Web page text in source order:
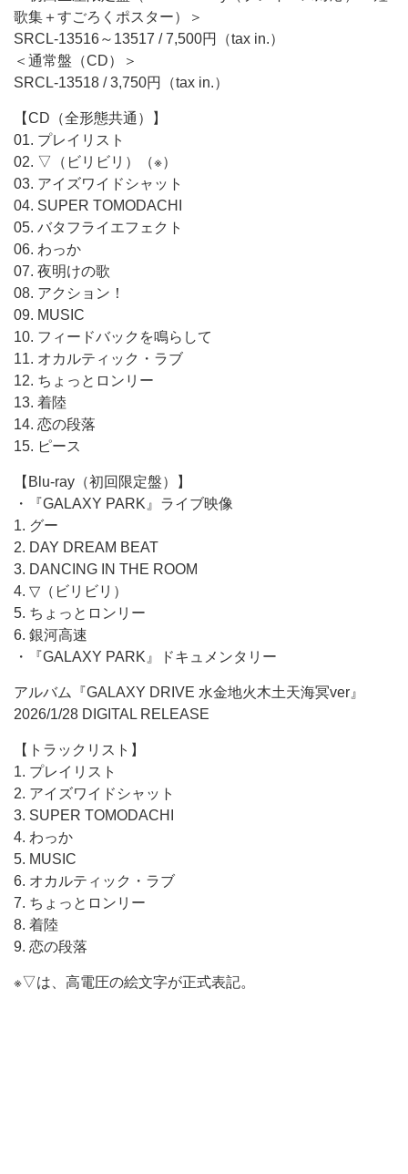
歌集＋すごろくポスター）＞
SRCL-13516～13517 / 7,500円（tax in.）
＜通常盤（CD）＞
SRCL-13518 / 3,750円（tax in.）
【CD（全形態共通）】
01. プレイリスト
02. ▽（ビリビリ）（※）
03. アイズワイドシャット
04. SUPER TOMODACHI
05. バタフライエフェクト
06. わっか
07. 夜明けの歌
08. アクション！
09. MUSIC
10. フィードバックを鳴らして
11. オカルティック・ラブ
12. ちょっとロンリー
13. 着陸
14. 恋の段落
15. ピース
【Blu-ray（初回限定盤）】
・『GALAXY PARK』ライブ映像
1. グー
2. DAY DREAM BEAT
3. DANCING IN THE ROOM
4. ▽（ビリビリ）
5. ちょっとロンリー
6. 銀河高速
・『GALAXY PARK』ドキュメンタリー
アルバム『GALAXY DRIVE 水金地火木土天海冥ver』
2026/1/28 DIGITAL RELEASE
【トラックリスト】
1. プレイリスト
2. アイズワイドシャット
3. SUPER TOMODACHI
4. わっか
5. MUSIC
6. オカルティック・ラブ
7. ちょっとロンリー
8. 着陸
9. 恋の段落
※▽は、高電圧の絵文字が正式表記。